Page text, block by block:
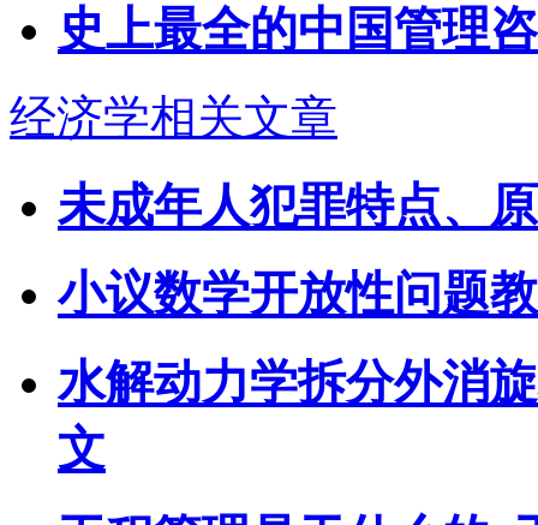
史上最全的中国管理
经济学相关文章
未成年人犯罪特点、
小议数学开放性问题
水解动力学拆分外消
文